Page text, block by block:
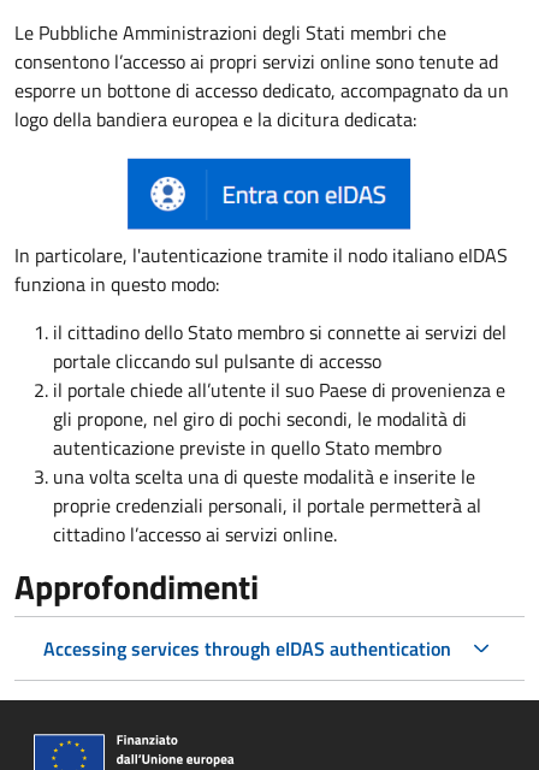
Le Pubbliche Amministrazioni degli Stati membri che
consentono l’accesso ai propri servizi online sono tenute ad
esporre un bottone di accesso dedicato, accompagnato da un
logo della bandiera europea e la dicitura dedicata:
In particolare, l'autenticazione tramite il nodo italiano eIDAS
funziona in questo modo:
il cittadino dello Stato membro si connette ai servizi del
portale cliccando sul pulsante di accesso
il portale chiede all’utente il suo Paese di provenienza e
gli propone, nel giro di pochi secondi, le modalità di
autenticazione previste in quello Stato membro
una volta scelta una di queste modalità e inserite le
proprie credenziali personali, il portale permetterà al
cittadino l’accesso ai servizi online.
Approfondimenti
Accessing services through eIDAS authentication